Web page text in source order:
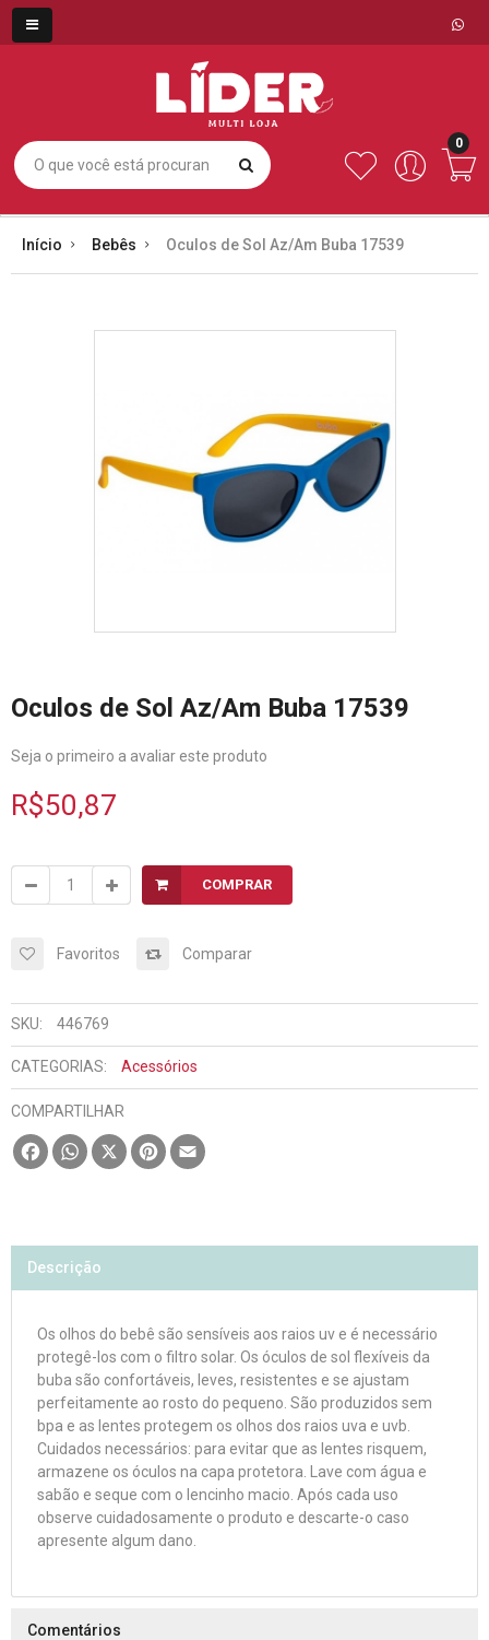
0
Início Bebês Oculos de Sol Az/Am Buba 17539
Oculos de Sol Az/Am Buba 17539
Seja o primeiro a avaliar este produto
R$50,87
COMPRAR
Favoritos Comparar
SKU: 446769
CATEGORIAS: Acessórios
COMPARTILHAR
FacebookWhatsApp
X Pinterest
Descrição
Os olhos do bebê são sensíveis aos raios uv e é necessário
protegê-los com o filtro solar. Os óculos de sol flexíveis da
buba são confortáveis, leves, resistentes e se ajustam
perfeitamente ao rosto do pequeno. São produzidos sem
bpa e as lentes protegem os olhos dos raios uva e uvb.
Cuidados necessários: para evitar que as lentes risquem,
armazene os óculos na capa protetora. Lave com água e
sabão e seque com o lencinho macio. Após cada uso
observe cuidadosamente o produto e descarte-o caso
apresente algum dano.
Comentários